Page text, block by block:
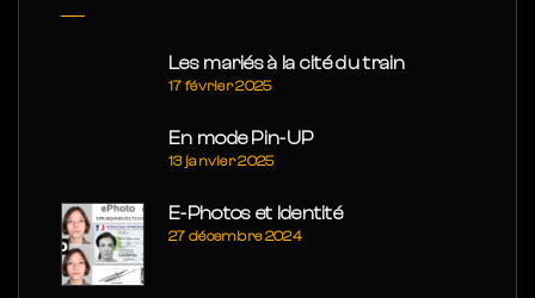
Les mariés à la cité du train
17 février 2025
En mode Pin-UP
13 janvier 2025
E-Photos et Identité
27 décembre 2024